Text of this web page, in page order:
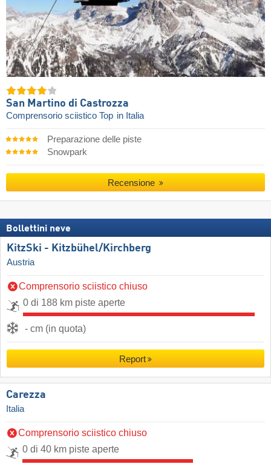
San Martino di Castrozza
Comprensorio sciistico Top in Italia
Preparazione delle piste
Snowpark
Recensione
Bollettini neve
KitzSki - Kitzbühel/​Kirchberg
Austria
Comprensorio sciistico chiuso
0 di 188 km piste aperte
- cm (in quota)
Report
Carezza
Italia
Comprensorio sciistico chiuso
0 di 40 km piste aperte